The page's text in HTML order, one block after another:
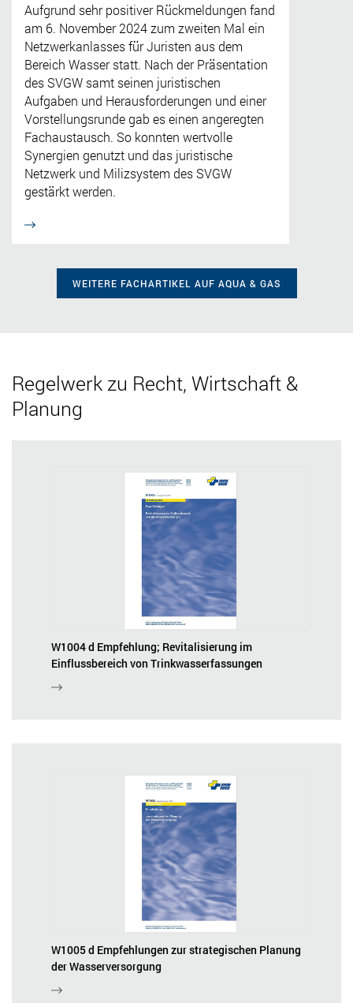
Aufgrund sehr positiver Rückmeldungen fand
am 6. November 2024 zum zweiten Mal ein
Netzwerkanlasses für Juristen aus dem
Bereich Wasser statt. Nach der Präsentation
des SVGW samt seinen juristischen
Aufgaben und Herausforderungen und einer
Vorstellungsrunde gab es einen angeregten
Fachaustausch. So konnten wertvolle
Synergien genutzt und das juristische
Netzwerk und Milizsystem des SVGW
gestärkt werden.
WEITERE FACHARTIKEL AUF AQUA & GAS
Regelwerk zu Recht, Wirtschaft &
Planung
W1004 d Empfehlung; Revitalisierung im
Einflussbereich von Trinkwasserfassungen
W1005 d Empfehlungen zur strategischen Planung
der Wasserversorgung